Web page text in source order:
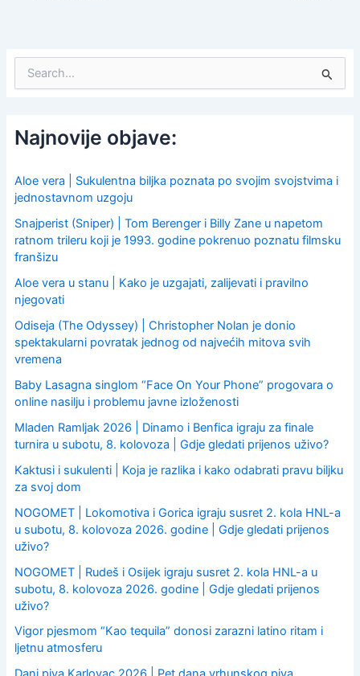
c
h
o
r
:
Najnovije objave:
Aloe vera | Sukulentna biljka poznata po svojim svojstvima i
jednostavnom uzgoju
Snajperist (Sniper) | Tom Berenger i Billy Zane u napetom
ratnom trileru koji je 1993. godine pokrenuo poznatu filmsku
franšizu
Aloe vera u stanu | Kako je uzgajati, zalijevati i pravilno
njegovati
Odiseja (The Odyssey) | Christopher Nolan je donio
spektakularni povratak jednog od najvećih mitova svih
vremena
Baby Lasagna singlom “Face On Your Phone” progovara o
online nasilju i problemu javne izloženosti
Mladen Ramljak 2026 | Dinamo i Benfica igraju za finale
turnira u subotu, 8. kolovoza | Gdje gledati prijenos uživo?
Kaktusi i sukulenti | Koja je razlika i kako odabrati pravu biljku
za svoj dom
NOGOMET | Lokomotiva i Gorica igraju susret 2. kola HNL-a
u subotu, 8. kolovoza 2026. godine | Gdje gledati prijenos
uživo?
NOGOMET | Rudeš i Osijek igraju susret 2. kola HNL-a u
subotu, 8. kolovoza 2026. godine | Gdje gledati prijenos
uživo?
Vigor pjesmom “Kao tequila” donosi zarazni latino ritam i
ljetnu atmosferu